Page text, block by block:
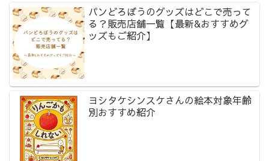
パンどろぼうのグッズはどこで売って
る？販売店舗一覧【最新&おすすめグ
ッズもご紹介】
ヨシタケシンスケさんの絵本対象年齢
別おすすめ紹介